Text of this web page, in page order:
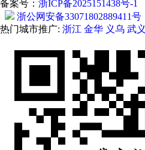
备案号： 浙ICP备2025151438号-1
浙公网安备33071802889411号
热门城市推广: 浙江 金华 义乌 武义